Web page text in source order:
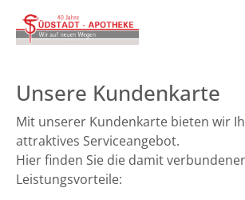
Unsere Kundenkarte
Mit unserer Kundenkarte bieten wir
attraktives Serviceangebot.
Hier finden Sie die damit
Leistungsvorteile: